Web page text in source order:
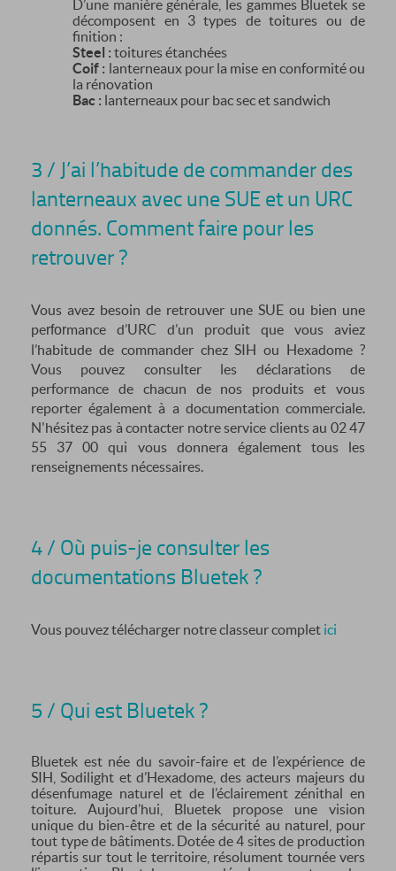
D’une manière générale, les gammes Bluetek se
décomposent en 3 types de toitures ou de
finition :
Steel : toitures étanchées
Coif : lanterneaux pour la mise en conformité ou
la rénovation
Bac : lanterneaux pour bac sec et sandwich
3 / J’ai l’habitude de commander des
lanterneaux avec une SUE et un URC
donnés. Comment faire pour les
retrouver ?
Vous avez besoin de retrouver une SUE ou bien une
performance d’URC d’un produit que vous aviez
l’habitude de commander chez SIH ou Hexadome ?
Vous pouvez consulter les déclarations de
performance de chacun de nos produits et vous
reporter également à a documentation commerciale.
N'hésitez pas à contacter notre service clients au 02 47
55 37 00 qui vous donnera également tous les
renseignements nécessaires.
4 / Où puis-je consulter les
documentations Bluetek ?
Vous pouvez télécharger notre classeur complet ici
5 / Qui est Bluetek ?
Bluetek est née du savoir-faire et de l’expérience de
SIH, Sodilight et d’Hexadome, des acteurs majeurs du
désenfumage naturel et de l’éclairement zénithal en
toiture. Aujourd’hui, Bluetek propose une vision
unique du bien-être et de la sécurité au naturel, pour
tout type de bâtiments. Dotée de 4 sites de production
répartis sur tout le territoire, résolument tournée vers